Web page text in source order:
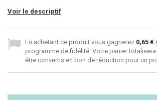
Voir le descriptif
En achetant ce produit vous gagnerez 0,65 €
programme de fidélité. Votre panier totalisera
être convertis en bon de réduction pour un